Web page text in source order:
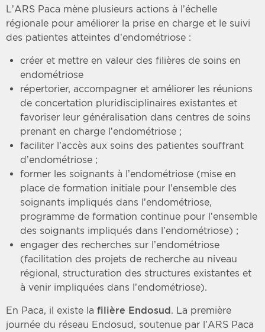
L’ARS Paca mène plusieurs actions à l’échelle
régionale pour améliorer la prise en charge et le suivi
des patientes atteintes d’endométriose :
créer et mettre en valeur des filières de soins en
endométriose
répertorier, accompagner et améliorer les réunions
de concertation pluridisciplinaires existantes et
favoriser leur généralisation dans centres de soins
prenant en charge l’endométriose ;
faciliter l’accès aux soins des patientes souffrant
d’endométriose ;
former les soignants à l’endométriose (mise en
place de formation initiale pour l’ensemble des
soignants impliqués dans l’endométriose,
programme de formation continue pour l’ensemble
des soignants impliqués dans l’endométriose) ;
engager des recherches sur l’endométriose
(facilitation des projets de recherche au niveau
régional, structuration des structures existantes et
à venir impliquées dans l’endométriose).
En Paca, il existe la filière Endosud. La première
journée du réseau Endosud, soutenue par l’ARS Paca